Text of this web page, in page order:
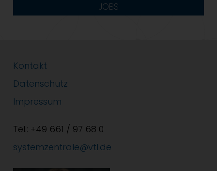
JOBS
Kontakt
Datenschutz
Impressum
Tel.: +49 661 / 97 68 0
systemzentrale@vtl.de